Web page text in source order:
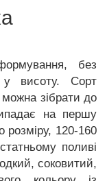
без
висоту. Сорт
зібрати до
на першу
розміру, 120-160
поливі
соковитий,